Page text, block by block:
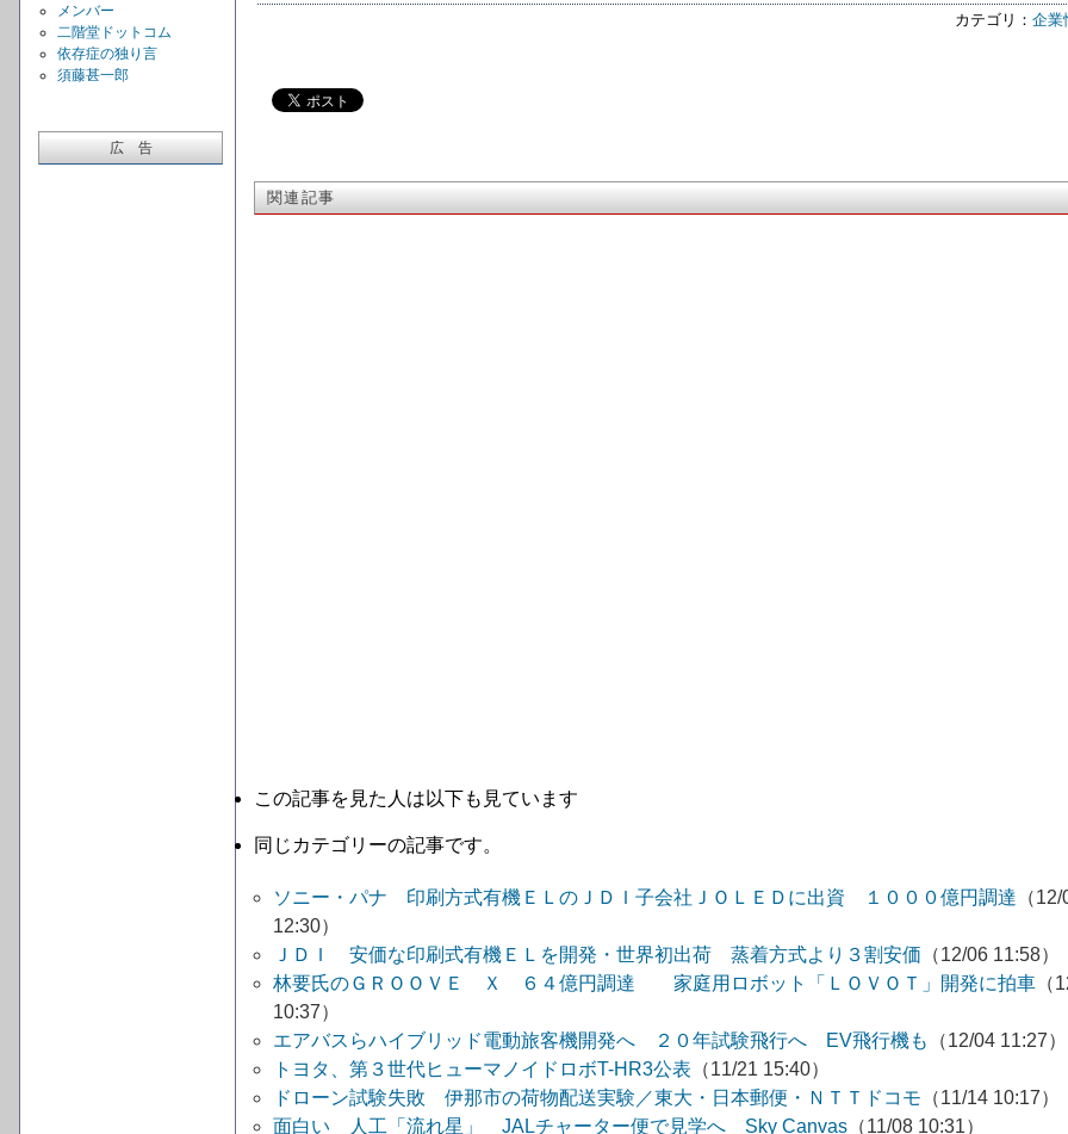
メンバー
二階堂ドットコム
依存症の独り言
須藤甚一郎
広 告
カテゴリ： 企業
関連記事
この記事を見た人は以下も見ています
同じカテゴリーの記事です。
ソニー・パナ 印刷方式有機ＥＬのＪＤＩ子会社ＪＯＬＥＤに出資 １０００億円調達 （
12:30）
ＪＤＩ 安価な印刷式有機ＥＬを開発・世界初出荷 蒸着方式より３割安価 （12/06 11:58）
林要氏のＧＲＯＯＶＥ Ｘ ６４億円調達 家庭用ロボット「ＬＯＶＯＴ」開発に拍車 （
10:37）
エアバスらハイブリッド電動旅客機開発へ ２０年試験飛行へ EV飛行機も
（12/04 11:27）
トヨタ、第３世代ヒューマノイドロボT-HR3公表 （11/21 15:40）
ドローン試験失敗 伊那市の荷物配送実験／東大・日本郵便・ＮＴＴドコモ （11/14 10:17）
面白い 人工「流れ星」 JALチャーター便で見学へ Sky Canvas （11/08 10:31）